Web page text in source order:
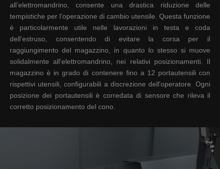
all’elettromandrino, consente una drastica riduzione delle
tempistiche per l’operazione di cambio utensile. Questa funzione
è particolarmente utile nelle lavorazioni in testa e coda
dell’estruso, consentendo di evitare la corsa per il
raggiungimento del magazzino, in quanto lo stesso si muove
solidalmenteall’elettromandrino, nei relativi posizionamenti.
Il
magazzino è in grado di contenere fino a 12 portautensili con
rispettivi utensili, configurabili a discrezione dell'operatore. Ogni
posizione dei portautensili è corredata di sensore che rileva il
corretto posizionamento del cono.